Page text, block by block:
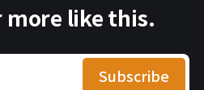
more like this.
Subscribe